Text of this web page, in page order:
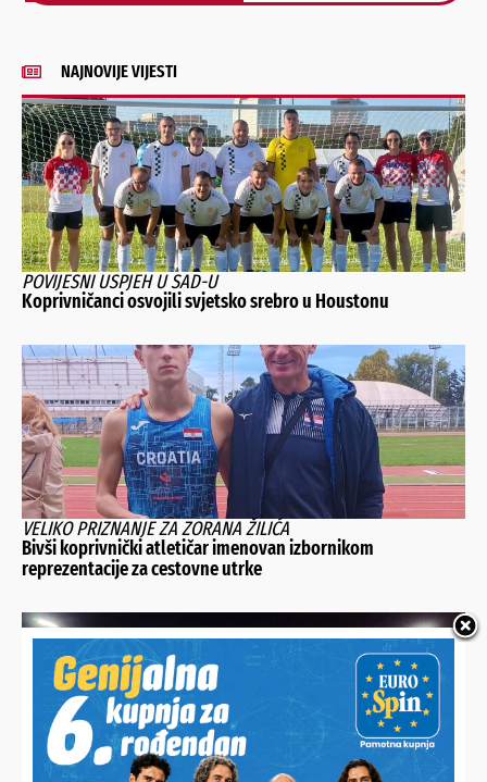
NAJNOVIJE VIJESTI
POVIJESNI USPJEH U SAD-U
Koprivničanci osvojili svjetsko srebro u Houstonu
VELIKO PRIZNANJE ZA ZORANA ŽILIĆA
Bivši koprivnički atletičar imenovan izbornikom
reprezentacije za cestovne utrke